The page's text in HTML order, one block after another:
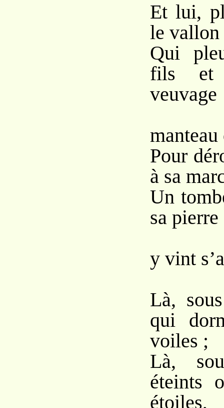
Et lui,
le vallon
Qui
fils et
veuvage
Pour
à sa
Un
sa
y vint
Là,
qui
voiles ;
Là,
éteints
étoiles,